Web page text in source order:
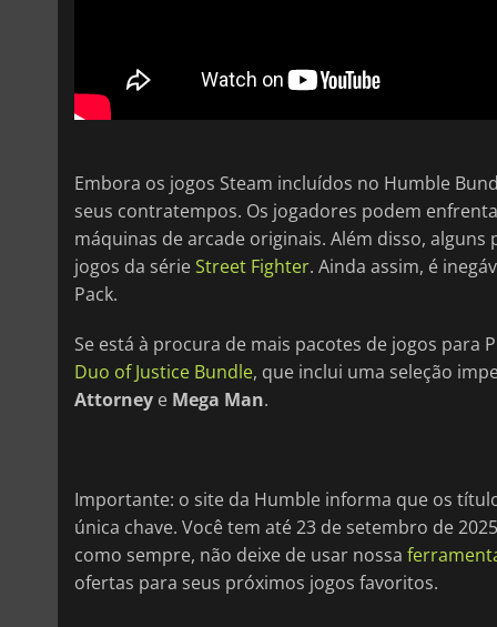
Embora os jogos Steam incluídos no Humble
seus contratempos. Os jogadores podem
máquinas de arcade originais. Além disso,
jogos da sérieStreet Fighter. Ainda assim, é
Pack.
Se está à procura de mais pacotes de jogos para
Duo of Justice Bundle, que inclui uma seleção
Attorney e Mega Man.
Importante: o site da Humble informa que os
única chave. Você tem até 23 de setembro de
como sempre, não deixe de usar nossa
ofertas para seus próximos jogos favoritos.